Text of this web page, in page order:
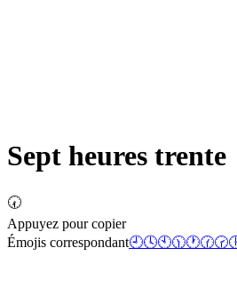
Sept heures trente
🕢
Appuyez pour copier
Émojis correspondant🕘🕓🕙🕦🕐🕜🕝